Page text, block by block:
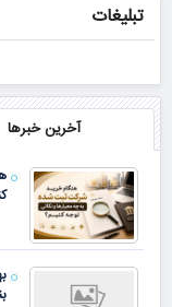
تبلیغات
آخرین خبرها